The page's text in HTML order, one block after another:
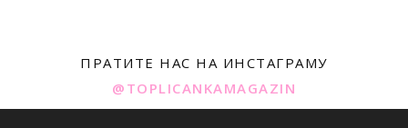
ПРАТИТЕ НАС НА ИНСТАГРАМУ
@TOPLICANKAMAGAZIN